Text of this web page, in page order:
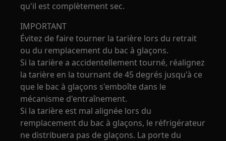
qu'il est complètement sec.
IMPORTANT
Évitez de faire tourner la tarière lors du retrait
ou du remplacement du bac à glaçons.
Si la tarière a accidentellement tourné, réalignez
la tarière en la tournant de 45 degrés jusqu'à ce
que le bac à glaçons s'emboîte dans le
mécanisme d'entraînement.
Si la tarière est mal alignée lors du
remplacement du bac à glaçons, le réfrigérateur
ne distribuera pas de glaçons. La porte du